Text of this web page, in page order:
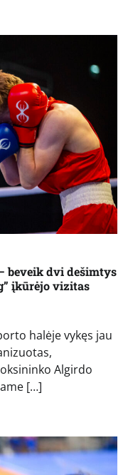
beveik dvi dešimtys
įkūrėjo vizitas
halėje vykęs jau
Algirdo
[…]